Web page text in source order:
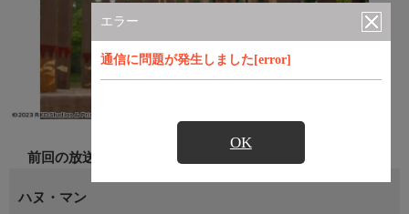
エラー
通信に問題が発生しました[error]
OK
前回の放送
ハヌ・マン